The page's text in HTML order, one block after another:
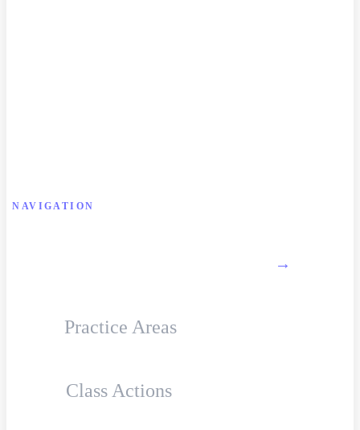
NAVIGATION
→
Practice Areas
Class Actions